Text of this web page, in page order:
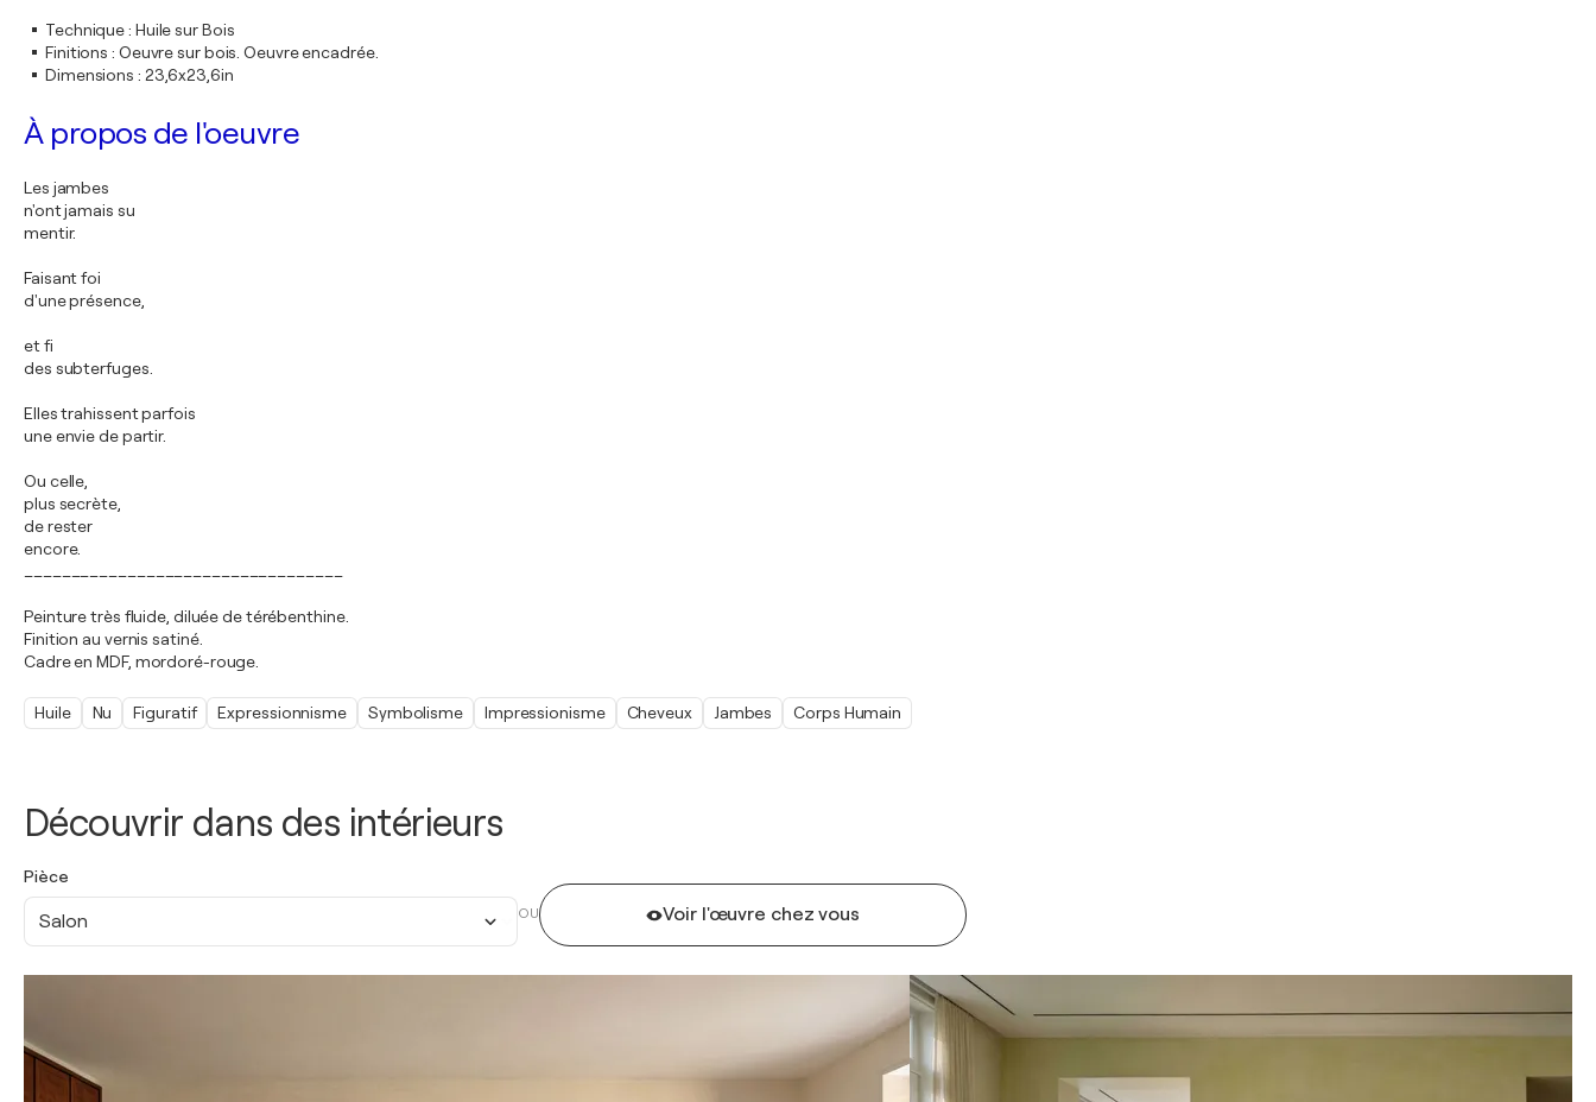
Découvrir dans des intérieurs
Pièce
Salon OU Voir l'œuvre chez vous
Technique: Huile sur Bois
Finitions : Oeuvre sur bois. Oeuvre encadrée.
Dimensions : 23,6x23,6in
À propos de l'oeuvre
Les jambes
n'ont jamais su
mentir.
Faisant foi
d'une présence,
et fi
des subterfuges.
Elles trahissent parfois
une envie de partir.
Ou celle,
plus secrète,
de rester
encore.
Peinture très fluide, diluée de térébenthine.
Finition au vernis satiné.
Cadre en MDF, mordoré-rouge.
Huile Nu Figuratif Expressionnisme Symbolisme Impressionisme Cheveux Jambes Corps Humain